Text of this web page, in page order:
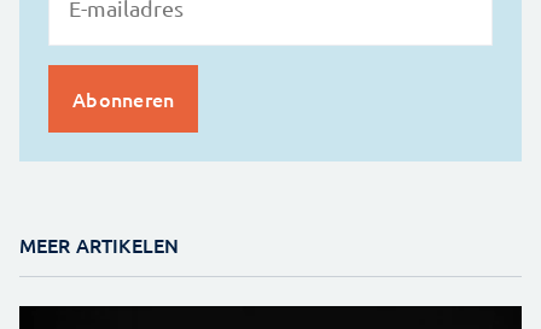
MEER ARTIKELEN